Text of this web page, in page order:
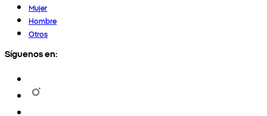
Mujer
Hombre
Otros
Síguenos en: